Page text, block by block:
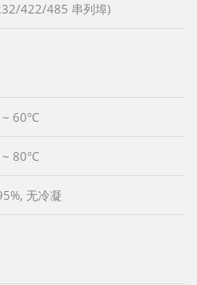
422/485 串列埠)
60°C
80°C
无冷凝